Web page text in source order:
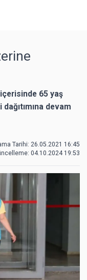
65 yaş
devam
Tarihi: 26.05.2021 16:45
04.10.2024 19:53